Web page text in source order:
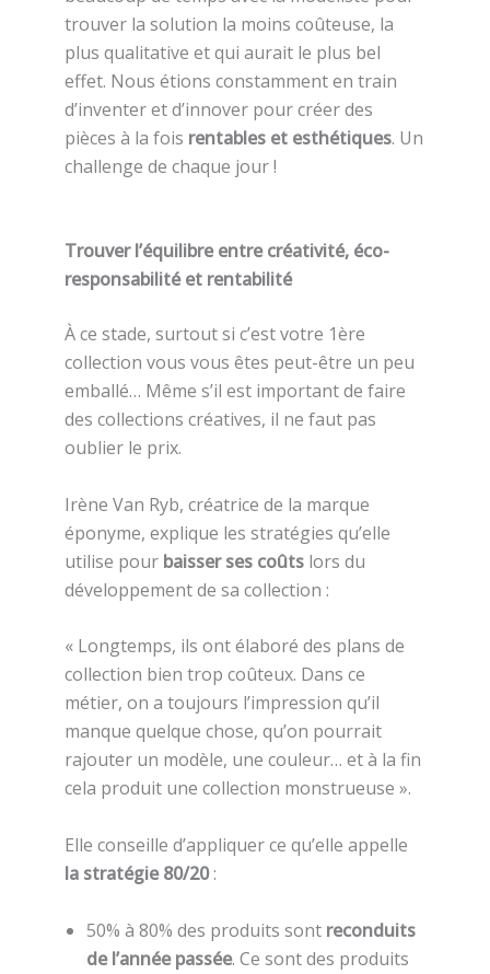
trouver la solution la moins coûteuse, la
plus qualitative et qui aurait le plus bel
effet. Nous étions constamment en train
d’inventer et d’innover pour créer des
pièces à la fois rentables et esthétiques. Un
challenge de chaque jour !
Trouver l’équilibre entre créativité, éco-
responsabilité et rentabilité
À ce stade, surtout si c’est votre 1ère
collection vous vous êtes peut-être un peu
emballé… Même s’il est important de faire
des collections créatives, il ne faut pas
oublier le prix.
Irène Van Ryb, créatrice de la marque
éponyme, explique les stratégies qu’elle
utilise pour baisser ses coûtslors du
développement de sa collection :
« Longtemps, ils ont élaboré des plans de
collection bien trop coûteux. Dans ce
métier, on a toujours l’impression qu’il
manque quelque chose, qu’on pourrait
rajouter un modèle, une couleur… et à la fin
cela produit une collection monstrueuse ».
Elle conseille d’appliquer ce qu’elle appelle
la stratégie 80/20:
50% à 80% des produits sont reconduits
de l’année passée. Ce sont des produits